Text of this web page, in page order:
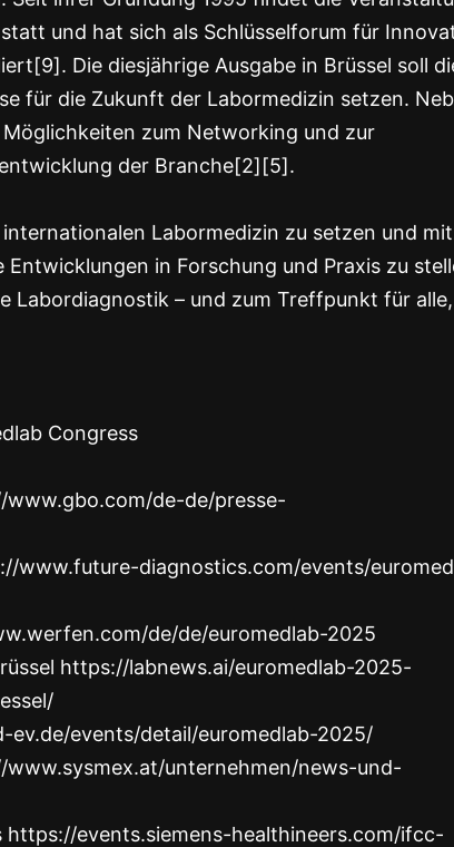
und hat sich als Schlüsselforum für
Die diesjährige Ausgabe in Brüssel soll
für die Zukunft der Labormedizin setzen.
zum Networking und zur
der Branche[2][5].
Labormedizin zu setzen und mit
in Forschung und Praxis zu
Labordiagnostik – und zum Treffpunkt für
Congress
www.gbo.com/de-de/presse-
www.future-diagnostics.com/events/
de/de/euromedlab-2025
https://labnews.ai/euromedlab-2025-
ev.de/events/detail/euromedlab-2025/
www.sysmex.at/unternehmen/news-und-
https://events.siemens-healthineers.com/ifcc-